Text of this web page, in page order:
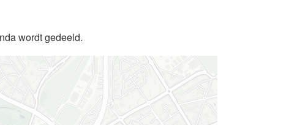
wordt gedeeld.